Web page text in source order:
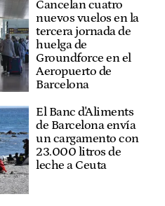
Cancelan cuatro
nuevos vuelos en la
tercera jornada de
huelga de
Groundforce en el
Aeropuerto de
Barcelona
El Banc d'Aliments
de Barcelona envía
un cargamento con
23.000 litros de
leche a Ceuta